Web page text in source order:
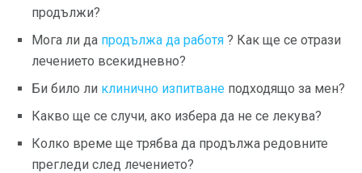
продължи?
Мога ли да продължа да работя ? Как ще се отрази
лечението всекидневно?
Би било ли клинично изпитване подходящо за мен?
Какво ще се случи, ако избера да не се лекува?
Колко време ще трябва да продължа редовните
прегледи след лечението?